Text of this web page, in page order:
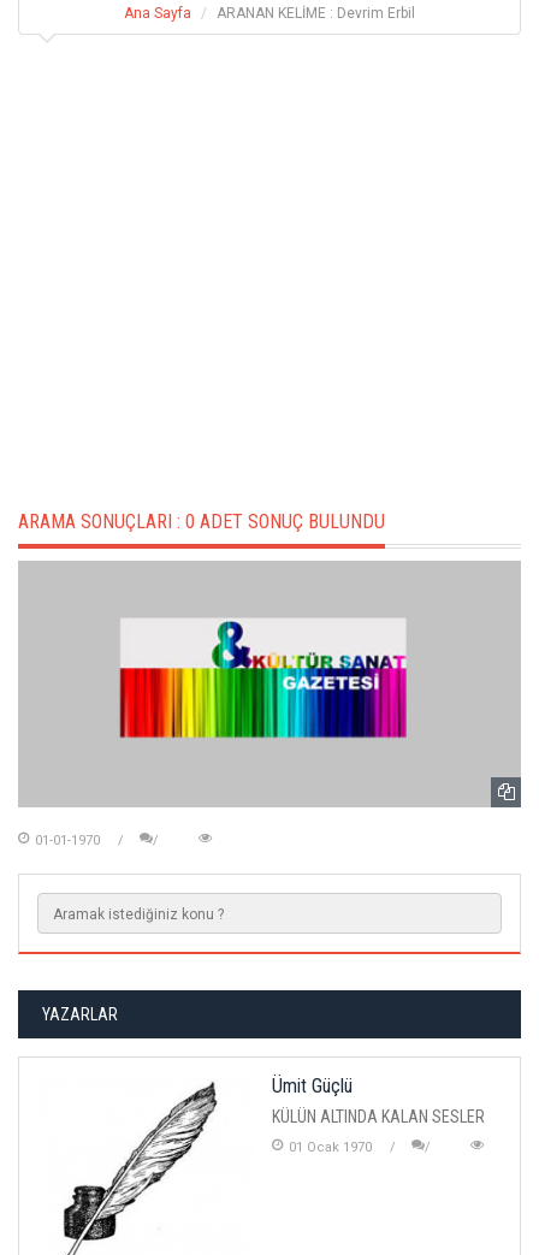
Ana Sayfa ARANAN KELİME : Devrim Erbil
ARAMA SONUÇLARI : 0 ADET SONUÇ BULUNDU
01-01-1970
YAZARLAR
Ümit Güçlü
KÜLÜN ALTINDA KALAN SESLER
01 Ocak 1970